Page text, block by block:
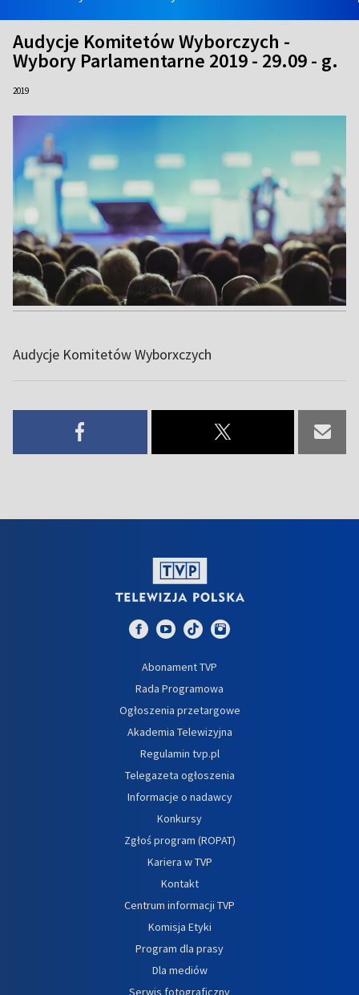
Audycje Komitetów Wyborczych -
Wybory Parlamentarne 2019 - 29.09 - g.
2019
Audycje Komitetów Wyborxczych
Abonament TVP
Rada Programowa
Ogłoszenia przetargowe
Akademia Telewizyjna
Regulamin tvp.pl
Telegazeta ogłoszenia
Informacje o nadawcy
Konkursy
Zgłoś program (ROPAT)
Kariera w TVP
Kontakt
Centrum informacji TVP
Komisja Etyki
Program dla prasy
Dla mediów
Serwis fotograficzny